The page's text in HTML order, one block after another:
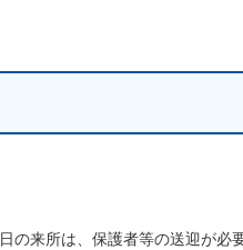
の来所は、保護者等の送迎が必